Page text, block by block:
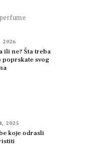
2026
ili ne? Šta treba
poprskate svog
2025
koje odrasli